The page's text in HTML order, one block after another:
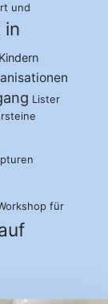
und
in
Lister
für